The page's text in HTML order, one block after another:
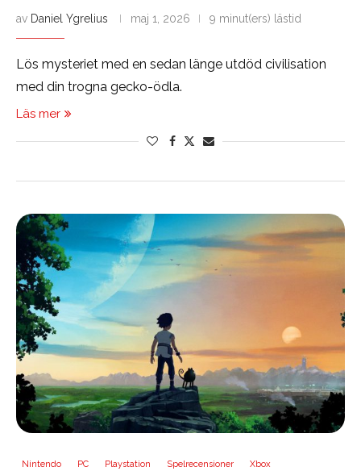
av Daniel Ygrelius maj 1, 2026 9 minut(ers) lästid
Lös mysteriet med en sedan länge utdöd civilisation
med din trogna gecko-ödla.
Läs mer
Nintendo PC Playstation Spelrecensioner Xbox